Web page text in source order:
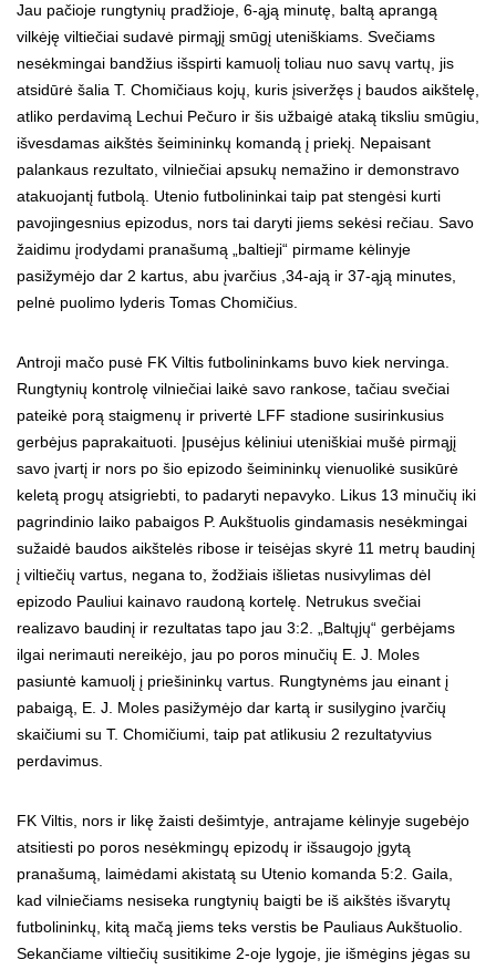
Jau pačioje rungtynių pradžioje, 6-ąją minutę, baltą aprangą
vilkėję viltiečiai sudavė pirmąjį smūgį uteniškiams. Svečiams
nesėkmingai bandžius išspirti kamuolį toliau nuo savų vartų, jis
atsidūrė šalia T. Chomičiaus kojų, kuris įsiveržęs į baudos aikštelę,
atliko perdavimą Lechui Pečuro ir šis užbaigė ataką tiksliu smūgiu,
išvesdamas aikštės šeimininkų komandą į priekį. Nepaisant
palankaus rezultato, vilniečiai apsukų nemažino ir demonstravo
atakuojantį futbolą. Utenio futbolininkai taip pat stengėsi kurti
pavojingesnius epizodus, nors tai daryti jiems sekėsi rečiau. Savo
žaidimu įrodydami pranašumą „baltieji“ pirmame kėlinyje
pasižymėjo dar 2 kartus, abu įvarčius ,34-ają ir 37-ąją minutes,
pelnė puolimo lyderis Tomas Chomičius.
Antroji mačo pusė FK Viltis futbolininkams buvo kiek nervinga.
Rungtynių kontrolę vilniečiai laikė savo rankose, tačiau svečiai
pateikė porą staigmenų ir privertė LFF stadione susirinkusius
gerbėjus paprakaituoti. Įpusėjus kėliniui uteniškiai mušė pirmąjį
savo įvartį ir nors po šio epizodo šeimininkų vienuolikė susikūrė
keletą progų atsigriebti, to padaryti nepavyko. Likus 13 minučių iki
pagrindinio laiko pabaigos P. Aukštuolis gindamasis nesėkmingai
sužaidė baudos aikštelės ribose ir teisėjas skyrė 11 metrų baudinį
į viltiečių vartus, negana to, žodžiais išlietas nusivylimas dėl
epizodo Pauliui kainavo raudoną kortelę. Netrukus svečiai
realizavo baudinį ir rezultatas tapo jau 3:2. „Baltųjų“ gerbėjams
ilgai nerimauti nereikėjo, jau po poros minučių E. J. Moles
pasiuntė kamuolį į priešininkų vartus. Rungtynėms jau einant į
pabaigą, E. J. Moles pasižymėjo dar kartą ir susilygino įvarčių
skaičiumi su T. Chomičiumi, taip pat atlikusiu 2 rezultatyvius
perdavimus.
FK Viltis, nors ir likę žaisti dešimtyje, antrajame kėlinyje sugebėjo
atsitiesti po poros nesėkmingų epizodų ir išsaugojo įgytą
pranašumą, laimėdami akistatą su Utenio komanda 5:2. Gaila,
kad vilniečiams nesiseka rungtynių baigti be iš aikštės išvarytų
futbolininkų, kitą mačą jiems teks verstis be Pauliaus Aukštuolio.
Sekančiame viltiečių susitikime 2-oje lygoje, jie išmėgins jėgas su